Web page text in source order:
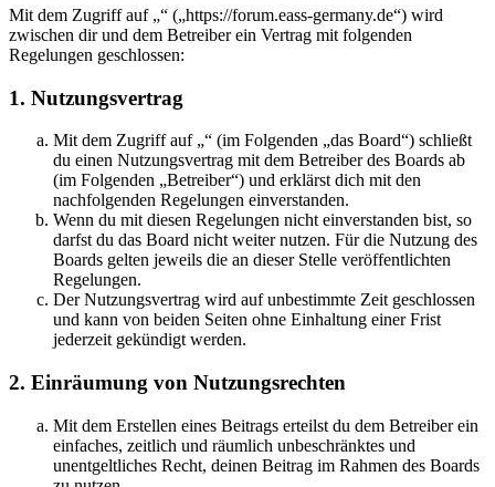
Mit dem Zugriff auf „“ („https://forum.eass-germany.de“) wird
zwischen dir und dem Betreiber ein Vertrag mit folgenden
Regelungen geschlossen:
1. Nutzungsvertrag
Mit dem Zugriff auf „“ (im Folgenden „das Board“) schließt
du einen Nutzungsvertrag mit dem Betreiber des Boards ab
(im Folgenden „Betreiber“) und erklärst dich mit den
nachfolgenden Regelungen einverstanden.
Wenn du mit diesen Regelungen nicht einverstanden bist, so
darfst du das Board nicht weiter nutzen. Für die Nutzung des
Boards gelten jeweils die an dieser Stelle veröffentlichten
Regelungen.
Der Nutzungsvertrag wird auf unbestimmte Zeit geschlossen
und kann von beiden Seiten ohne Einhaltung einer Frist
jederzeit gekündigt werden.
2. Einräumung von Nutzungsrechten
Mit dem Erstellen eines Beitrags erteilst du dem Betreiber ein
einfaches, zeitlich und räumlich unbeschränktes und
unentgeltliches Recht, deinen Beitrag im Rahmen des Boards